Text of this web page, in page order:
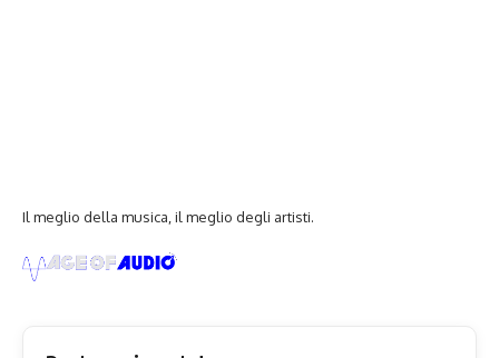
Il meglio della musica, il meglio degli artisti.